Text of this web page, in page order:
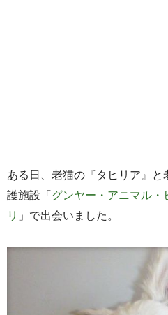
ある日、老猫の『タヒリア』
護施設「 グンヤー・アニマル・
リ 」で出会いました。